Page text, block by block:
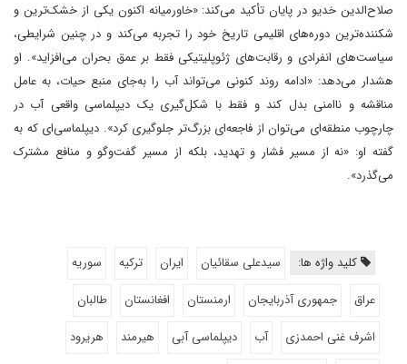
صلاح‌الدین خدیو در پایان تأکید می‌کند: «خاورمیانه اکنون یکی از خشک‌ترین و
شکننده‌ترین دوره‌های اقلیمی تاریخ خود را تجربه می‌کند و در چنین شرایطی،
سیاست‌های انفرادی و رقابت‌های ژئوپلیتیکی فقط بر عمق بحران می‌افزاید». او
هشدار می‌دهد: «ادامه روند کنونی می‌تواند آب را به‌جای منبع حیات، به عامل
مناقشه و ناامنی بدل کند و فقط با شکل‌گیری یک دیپلماسی واقعی آب در
چارچوب منطقه‌ای می‌توان از فاجعه‌ای بزرگ‌تر جلوگیری کرد». دیپلماسی‌ای که به
گفته او: «نه از مسیر فشار و تهدید، بلکه از مسیر گفت‌وگو و منافع مشترک
می‌گذرد».
کلید واژه ها: سیدعلی سقائیان ایران ترکیه
سوریه
عراق
جمهوری آذربایجان ارمنستان افغانستان
طالبان
اشرف غنی احمدزی
آب دیپلماسی آبی هیرمند
هریرود